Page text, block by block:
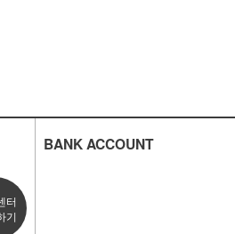
터
기
BANK ACCOUNT